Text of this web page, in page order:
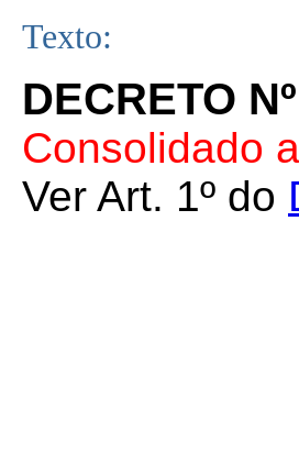
Texto:
DECRETO
Consolidado
Ver Art. 1º do